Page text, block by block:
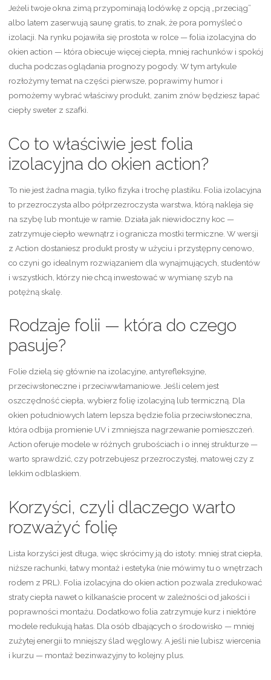
Jeżeli twoje okna zimą przypominają lodówkę z opcją „przeciąg”
albo latem zaserwują saunę gratis, to znak, że pora pomyśleć o
izolacji. Na rynku pojawiła się prostota w rolce — folia izolacyjna do
okien action — która obiecuje więcej ciepła, mniej rachunków i spokój
ducha podczas oglądania prognozy pogody. W tym artykule
rozłożymy temat na części pierwsze, poprawimy humor i
pomożemy wybrać właściwy produkt, zanim znów będziesz łapać
ciepły sweter z szafki.
Co to właściwie jest folia
izolacyjna do okien action?
To nie jest żadna magia, tylko fizyka i trochę plastiku. Folia izolacyjna
to przezroczysta albo półprzezroczysta warstwa, którą nakleja się
na szybę lub montuje w ramie. Działa jak niewidoczny koc —
zatrzymuje ciepło wewnątrz i ogranicza mostki termiczne. W wersji
z Action dostaniesz produkt prosty w użyciu i przystępny cenowo,
co czyni go idealnym rozwiązaniem dla wynajmujących, studentów
i wszystkich, którzy nie chcą inwestować w wymianę szyb na
potężną skalę.
Rodzaje folii — która do czego
pasuje?
Folie dzielą się głównie na izolacyjne, antyrefleksyjne,
przeciwsłoneczne i przeciwwłamaniowe. Jeśli celem jest
oszczędność ciepła, wybierz folię izolacyjną lub termiczną. Dla
okien południowych latem lepsza będzie folia przeciwsłoneczna,
która odbija promienie UV i zmniejsza nagrzewanie pomieszczeń.
Action oferuje modele w różnych grubościach i o innej strukturze —
warto sprawdzić, czy potrzebujesz przezroczystej, matowej czy z
lekkim odblaskiem.
Korzyści, czyli dlaczego warto
rozważyć folię
Lista korzyści jest długa, więc skrócimy ją do istoty: mniej strat ciepła,
niższe rachunki, łatwy montaż i estetyka (nie mówimy tu o wnętrzach
rodem z PRL). Folia izolacyjna do okien action pozwala zredukować
straty ciepła nawet o kilkanaście procent w zależności od jakości i
poprawności montażu. Dodatkowo folia zatrzymuje kurz i niektóre
modele redukują hałas. Dla osób dbających o środowisko — mniej
zużytej energii to mniejszy ślad węglowy. A jeśli nie lubisz wiercenia
i kurzu — montaż bezinwazyjny to kolejny plus.